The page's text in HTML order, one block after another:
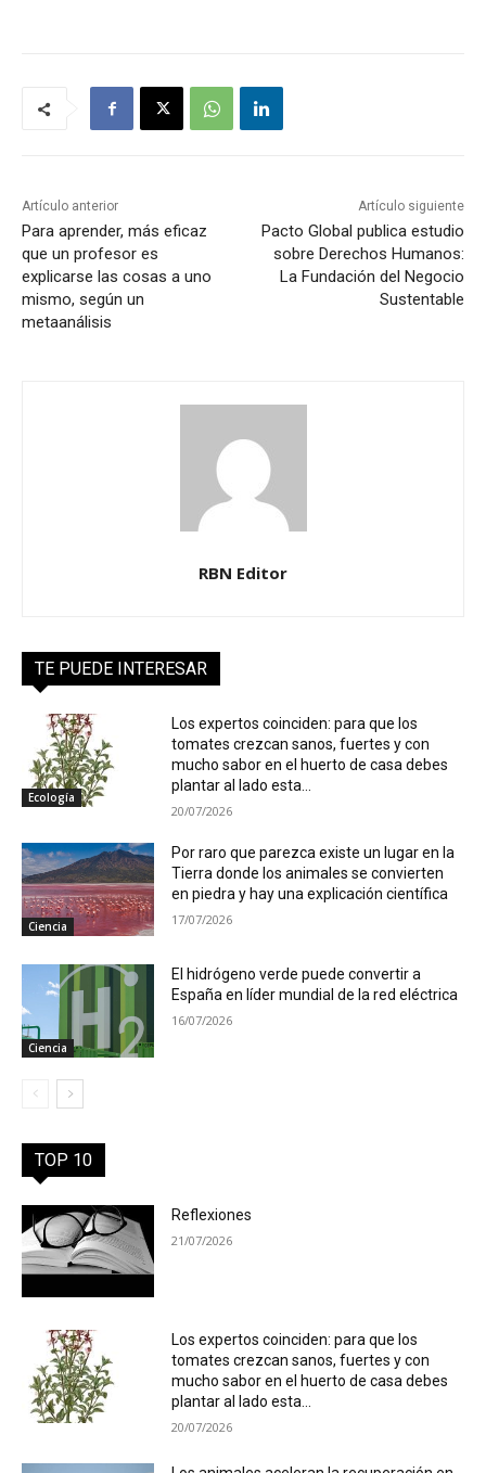
Artículo anterior
Para aprender, más eficaz
que un profesor es
explicarse las cosas a uno
mismo, según un
metaanálisis
Artículo siguiente
Pacto Global publica estudio
sobre Derechos Humanos:
La Fundación del Negocio
Sustentable
RBN Editor
TE PUEDE INTERESAR
Ecología
Los expertos coinciden: para que los
tomates crezcan sanos, fuertes y con
mucho sabor en el huerto de casa debes
plantar al lado esta...
20/07/2026
Ciencia
Por raro que parezca existe un lugar en la
Tierra donde los animales se convierten
en piedra y hay una explicación científica
17/07/2026
Ciencia
El hidrógeno verde puede convertir a
España en líder mundial de la red eléctrica
16/07/2026
TOP 10
Reflexiones
21/07/2026
Los expertos coinciden: para que los
tomates crezcan sanos, fuertes y con
mucho sabor en el huerto de casa debes
plantar al lado esta...
20/07/2026